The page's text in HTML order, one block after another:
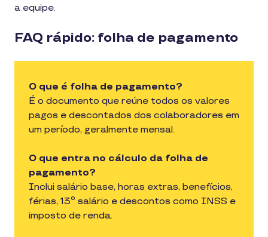
a equipe.
FAQ rápido: folha de pagamento
O que é folha de pagamento?
É o documento que reúne todos os valores
pagos e descontados dos colaboradores em
um período, geralmente mensal.
O que entra no cálculo da folha de
pagamento?
Inclui salário base, horas extras, benefícios,
férias, 13º salário e descontos como INSS e
imposto de renda.